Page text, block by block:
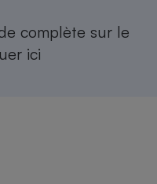
complète sur le
ici